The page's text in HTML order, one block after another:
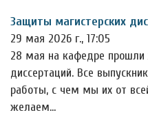
Защиты магистерских
29 мая 2026 г., 17:05
28 мая на кафедре прошли
диссертаций. Все
работы, с чем мы их от
желаем…